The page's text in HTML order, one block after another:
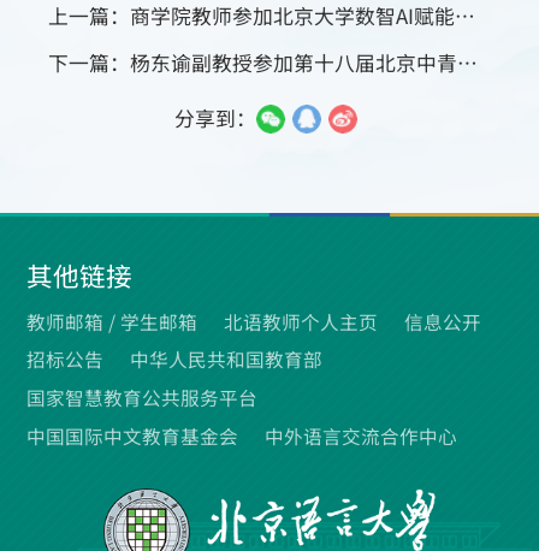
上一篇：商学院教师参加北京大学数智AI赋能科研能力提升专题研修班
下一篇：杨东谕副教授参加第十八届北京中青年社科理论人才“百人工程”学者论坛并作主题报告
分享到：
其他链接
教师邮箱 / 学生邮箱 北语教师个人主页
信息公开
招标公告
中华人民共和国教育部
国家智慧教育公共服务平台
中国国际中文教育基金会
中外语言交流合作中心